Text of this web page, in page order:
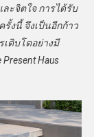
ะจิตใจ การได้รับ
งนี้ จึงเป็นอีกก้าว
ติบโตอย่างมี
Haus